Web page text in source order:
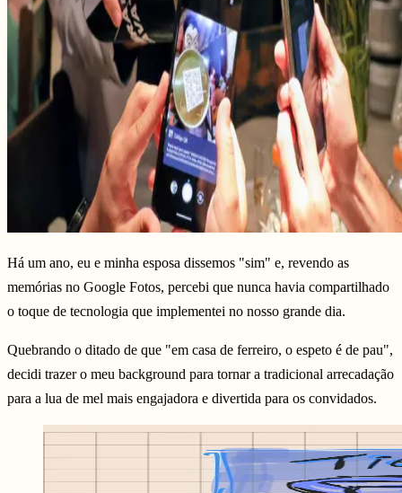
Há um ano, eu e minha esposa dissemos "sim" e, revendo as
memórias no Google Fotos, percebi que nunca havia compartilhado
o toque de tecnologia que implementei no nosso grande dia.
Quebrando o ditado de que "em casa de ferreiro, o espeto é de pau",
decidi trazer o meu background para tornar a tradicional arrecadação
para a lua de mel mais engajadora e divertida para os convidados.